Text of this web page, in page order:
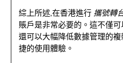
綜上所述,在香港進行攜號轉
賬戶是非常必要的。這不僅
還可以大幅降低數據管理的
捷的使用體驗。